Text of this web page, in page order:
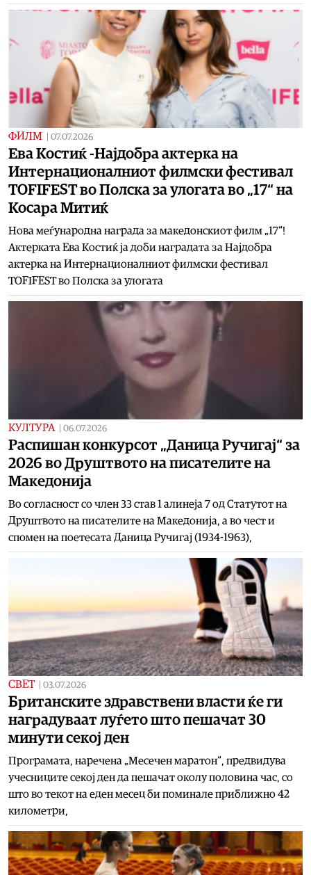
ФИЛМ 07.07.2026
Ева Костиќ -Најдобра актерка на
Интернационалниот филмски фестивал
TOFIFEST во Полска за улогата во „17“ на
Косара Митиќ
Нова меѓународна награда за македонскиот филм „17“!
Актерката Ева Костиќ ја доби наградата за Најдобра
актерка на Интернационалниот филмски фестивал
TOFIFEST во Полска за улогата
КУЛТУРА 06.07.2026
Распишан конкурсот „Даница Ручигај“ за
2026 во Друштвото на писателите на
Македонија
Во согласност со член 33 став 1 алинеја 7 од Статутот на
Друштвото на писателите на Македонија, а во чест и
спомен на поетесата Даница Ручигај (1934-1963),
СВЕТ 03.07.2026
Британските здравствени власти ќе ги
наградуваат луѓето што пешачат 30
минути секој ден
Програмата, наречена „Месечен маратон“, предвидува
учесниците секој ден да пешачат околу половина час, со
што во текот на еден месец би поминале приближно 42
километри,